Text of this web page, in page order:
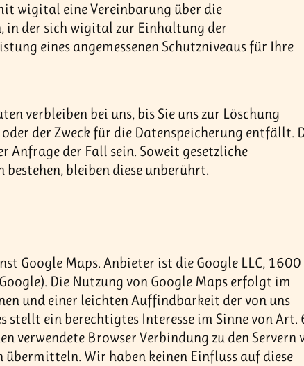
wigital eine Vereinbarung über die
in der sich wigital zur Einhaltung der
eines angemessenen Schutzniveaus für Ihre
verbleiben bei uns, bis Sie uns zur Löschung
der Zweck für die Datenspeicherung entfällt.
Anfrage der Fall sein. Soweit gesetzliche
bleiben diese unberührt.
Google Maps. Anbieter ist die Google LLC, 1600
Die Nutzung von Google Maps erfolgt im
und einer leichten Auffindbarkeit der von uns
stellt ein berechtigtes Interesse im Sinne von Art.
verwendete Browser Verbindung zu den Servern
Wir haben keinen Einfluss auf diese